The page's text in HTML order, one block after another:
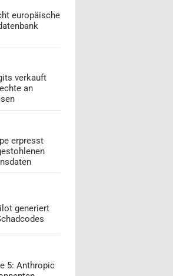
europäische
verkauft
an
erpresst
generiert
5: Anthropic